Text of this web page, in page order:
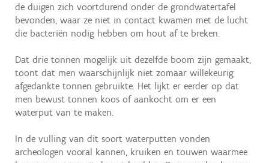
de duigen zich voortdurend onder de grondwatertafel
bevonden, waar ze niet in contact kwamen met de lucht
die bacteriën nodig hebben om hout af te breken.
Dat drie tonnen mogelijk uit dezelfde boom zijn gemaakt,
toont dat men waarschijnlijk niet zomaar willekeurig
afgedankte tonnen gebruikte. Het lijkt er eerder op dat
men bewust tonnen koos of aankocht om er een
waterput van te maken.
In de vulling van dit soort waterputten vonden
archeologen vooral kannen, kruiken en touwen waarmee